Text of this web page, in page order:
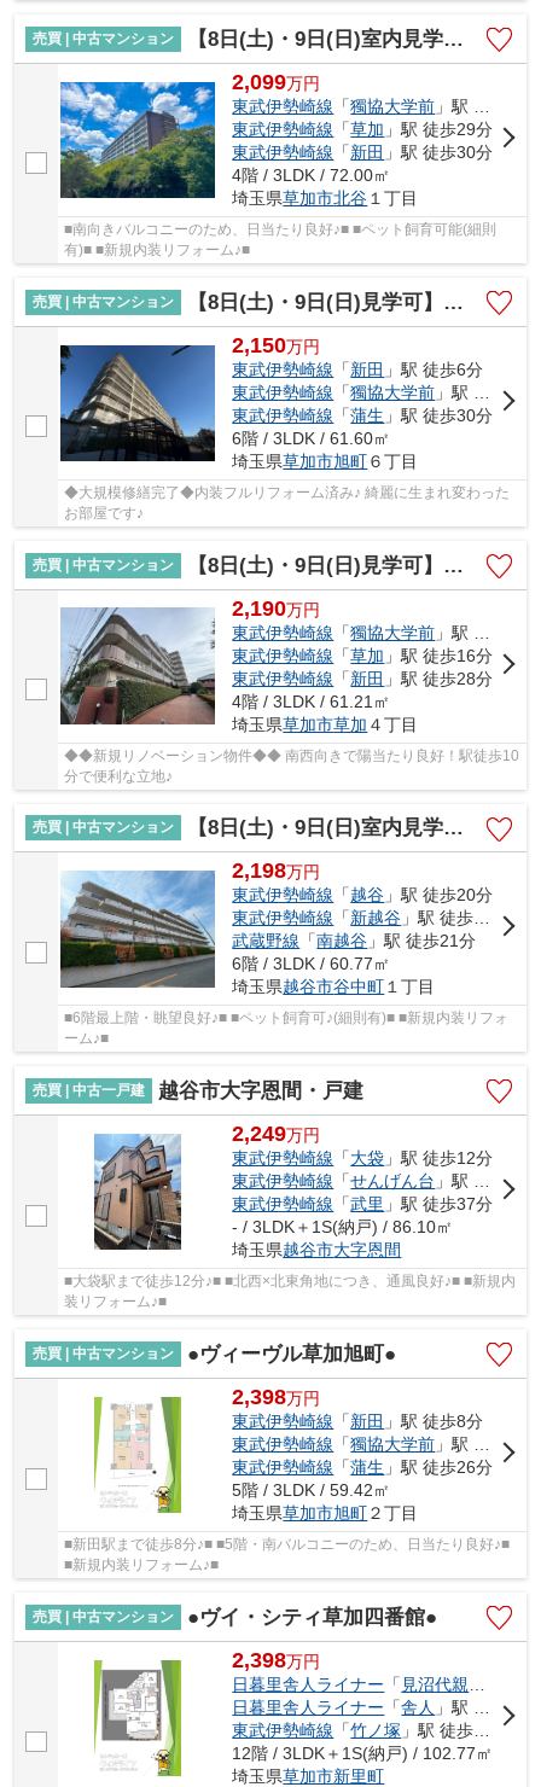
売買 | 中古マンション 【8日(土)・9日(日)室内見学可】草加松原ハイツA棟
2,099万円
東武伊勢崎線 「獨協大学前 」駅 徒歩17分
東武伊勢崎線 「草加 」駅 徒歩29分
東武伊勢崎線 「新田 」駅 徒歩30分
4階 / 3LDK / 72.00㎡
埼玉県草加市北谷 １丁目
■南向きバルコニーのため、日当たり良好♪■ ■ペット飼育可能(細則
有)■ ■新規内装リフォーム♪■
売買 | 中古マンション 【8日(土)・9日(日)見学可】日商岩井草加マンション
2,150万円
東武伊勢崎線 「新田 」駅 徒歩6分
東武伊勢崎線 「獨協大学前 」駅 徒歩20分
東武伊勢崎線 「蒲生 」駅 徒歩30分
6階 / 3LDK / 61.60㎡
埼玉県草加市旭町６丁目
◆大規模修繕完了◆内装フルリフォーム済み♪ 綺麗に生まれ変わった
お部屋です♪
売買 | 中古マンション 【8日(土)・9日(日)見学可】ウインザーハイム草加
2,190万円
東武伊勢崎線 「獨協大学前 」駅 徒歩10分
東武伊勢崎線 「草加 」駅 徒歩16分
東武伊勢崎線 「新田 」駅 徒歩28分
4階 / 3LDK / 61.21㎡
埼玉県草加市草加 ４丁目
◆◆新規リノベーション物件◆◆ 南西向きで陽当たり良好！駅徒歩10
分で便利な立地♪
売買 | 中古マンション 【8日(土)・9日(日)室内見学可能】ワコーレ越谷
2,198万円
東武伊勢崎線 「越谷 」駅 徒歩20分
東武伊勢崎線 「新越谷 」駅 徒歩20分
武蔵野線 「南越谷 」駅 徒歩21分
6階 / 3LDK / 60.77㎡
埼玉県越谷市谷中町１丁目
■6階最上階・眺望良好♪■ ■ペット飼育可♪(細則有)■ ■新規内装リフォ
ーム♪■
売買 | 中古一戸建 越谷市大字恩間・戸建
2,249万円
東武伊勢崎線 「大袋 」駅 徒歩12分
東武伊勢崎線 「せんげん台 」駅 徒歩16分
東武伊勢崎線 「武里 」駅 徒歩37分
- / 3LDK＋1S(納戸) / 86.10㎡
埼玉県越谷市大字恩間
■大袋駅まで徒歩12分♪■ ■北西×北東角地につき、通風良好♪■ ■新規内
装リフォーム♪■
売買 | 中古マンション ●ヴィーヴル草加旭町●
2,398万円
東武伊勢崎線 「新田 」駅 徒歩8分
東武伊勢崎線 「獨協大学前 」駅 徒歩13分
東武伊勢崎線 「蒲生 」駅 徒歩26分
5階 / 3LDK / 59.42㎡
埼玉県草加市旭町２丁目
■新田駅まで徒歩8分♪■ ■5階・南バルコニーのため、日当たり良好♪■
■新規内装リフォーム♪■
売買 | 中古マンション ●ヴイ・シティ草加四番館●
2,398万円
日暮里舎人ライナー 「 見沼代親水公園
日暮里舎人ライナー 「舎人 」駅 徒歩21分
東武伊勢崎線 「竹ノ塚 」駅 徒歩30分
12階 / 3LDK＋1S(納戸) / 102.77㎡
埼玉県草加市新里町